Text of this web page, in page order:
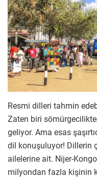
Resmi dilleri tahmin
Zaten biri
geliyor. Ama esas
dil konuşuluyor! Dillerin
ailelerine ait. Nijer-
milyondan fazla kişinin